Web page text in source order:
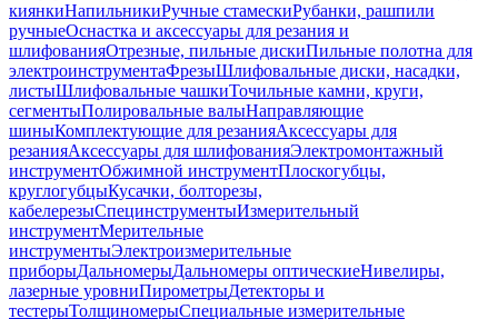
киянкиНапильникиРучные стамескиРубанки, рашпили
ручныеОснастка и аксессуары для резания и
шлифованияОтрезные, пильные дискиПильные полотна для
электроинструментаФрезыШлифовальные диски, насадки,
листыШлифовальные чашкиТочильные камни, круги,
сегментыПолировальные валыНаправляющие
шиныКомплектующие для резанияАксессуары для
резанияАксессуары для шлифованияЭлектромонтажный
инструментОбжимной инструментПлоскогубцы,
круглогубцыКусачки, болторезы,
кабелерезыСпецинструментыИзмерительный
инструментМерительные
инструментыЭлектроизмерительные
приборыДальномерыДальномеры оптическиеНивелиры,
лазерные уровниПирометрыДетекторы и
тестерыТолщиномерыСпециальные измерительные